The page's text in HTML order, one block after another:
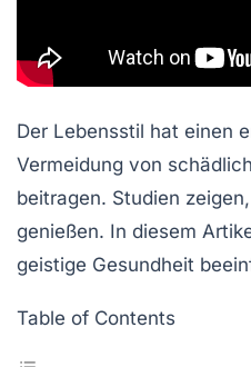
Der Lebensstil hat einen
Vermeidung von
beitragen. Studien
genießen. In diesem
geistige Gesundheit
Table of Contents